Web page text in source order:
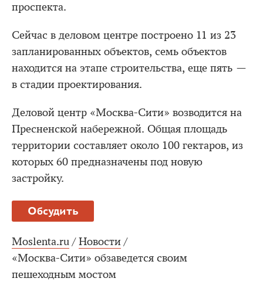
проспекта.
Сейчас в деловом центре построено 11 из 23
запланированных объектов, семь объектов
находится на этапе строительства, еще пять —
в стадии проектирования.
Деловой центр «Москва-Сити» возводится на
Пресненской набережной. Общая площадь
территории составляет около 100 гектаров, из
которых 60 предназначены под новую
застройку.
Обсудить
Moslenta.ru / Новости /
«Москва-Сити» обзаведется своим
пешеходным мостом